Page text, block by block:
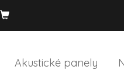
Akustické panely